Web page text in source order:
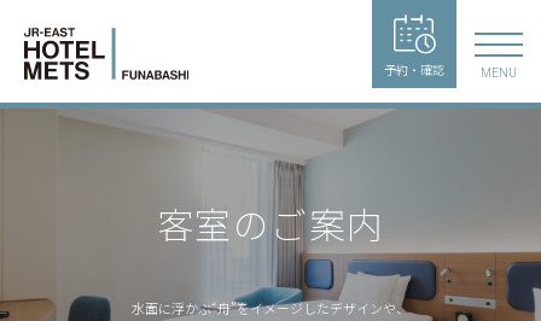
予約・確認 MENU
客室のご案内
水面に浮かぶ“舟”をイメージしたデザインや、